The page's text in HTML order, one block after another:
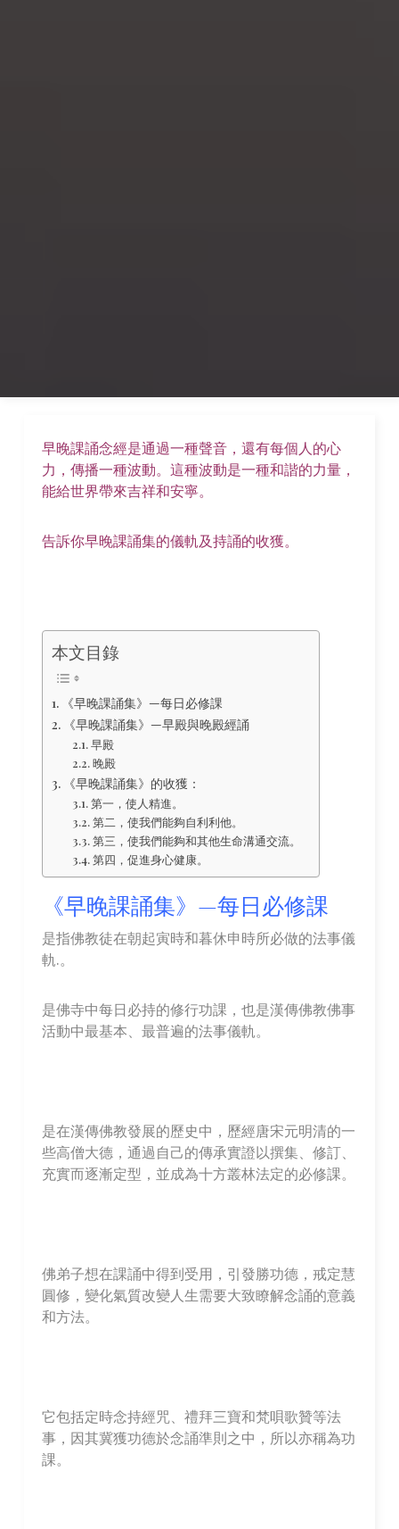
早晚課誦念經是通過一種聲音，還有每個人的心
力，傳播一種波動。這種波動是一種和諧的力量，
能給世界帶來吉祥和安寧。
告訴你早晚課誦集的儀軌及持誦的收獲。
本文目錄
《早晚課誦集》—每日必修課
《早晚課誦集》—早殿與晚殿經誦
早殿
晚殿
《早晚課誦集》的收獲：
第一，使人精進。
第二，使我們能夠自利利他。
第三，使我們能夠和其他生命溝通交流。
第四，促進身心健康。
《早晚課誦集》—每日必修課
是指佛教徒在朝起寅時和暮休申時所必做的法事儀
軌.。
是佛寺中每日必持的修行功課，也是漢傳佛教佛事
活動中最基本、最普遍的法事儀軌。
是在漢傳佛教發展的歷史中，歷經唐宋元明清的一
些高僧大德，通過自己的傳承實證以撰集、修訂、
充實而逐漸定型，並成為十方叢林法定的必修課。
佛弟子想在課誦中得到受用，引發勝功德，戒定慧
圓修，變化氣質改變人生需要大致瞭解念誦的意義
和方法。
它包括定時念持經咒、禮拜三寶和梵唄歌贊等法
事，因其冀獲功德於念誦準則之中，所以亦稱為功
課。